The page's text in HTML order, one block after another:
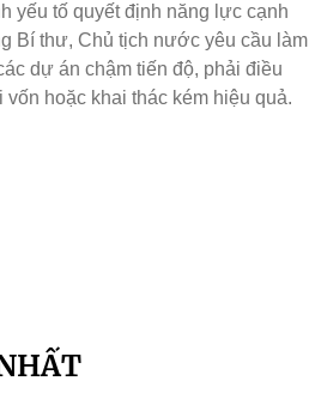
yếu tố quyết định năng lực cạnh
Bí thư, Chủ tịch nước yêu cầu làm
dự án chậm tiến độ, phải điều
hoặc khai thác kém hiệu quả.